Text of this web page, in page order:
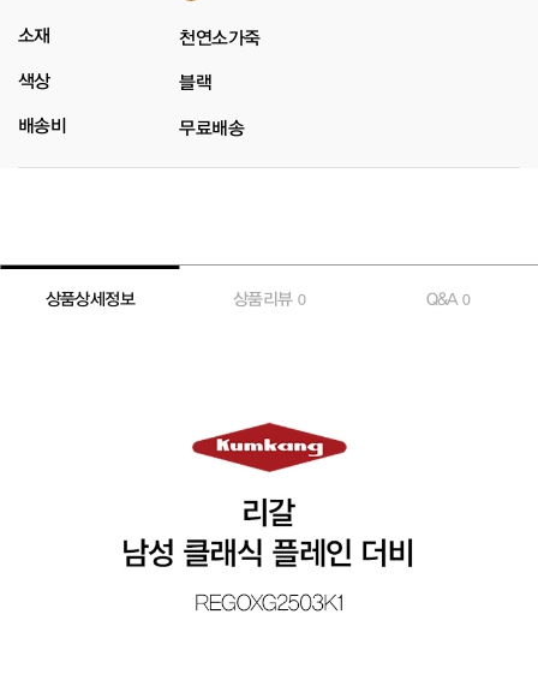
소재 천연소가죽
색상 블랙
배송비 무료배송
상품상세정보 상품리뷰 0 Q&A0